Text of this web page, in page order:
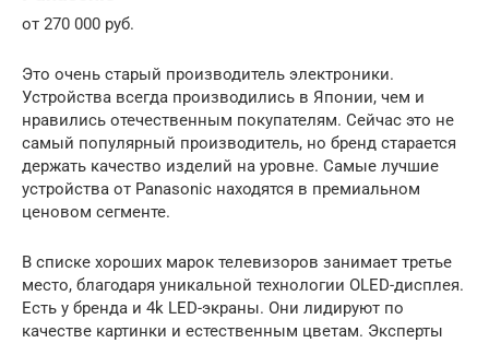
от 270 000 руб.
Это очень старый производитель электроники.
Устройства всегда производились в Японии, чем и
нравились отечественным покупателям. Сейчас это не
самый популярный производитель, но бренд старается
держать качество изделий на уровне. Самые лучшие
устройства от Panasonic находятся в премиальном
ценовом сегменте.
В списке хороших марок телевизоров занимает третье
место, благодаря уникальной технологии OLED-дисплея.
Есть у бренда и 4k LED-экраны. Они лидируют по
качестве картинки и естественным цветам. Эксперты